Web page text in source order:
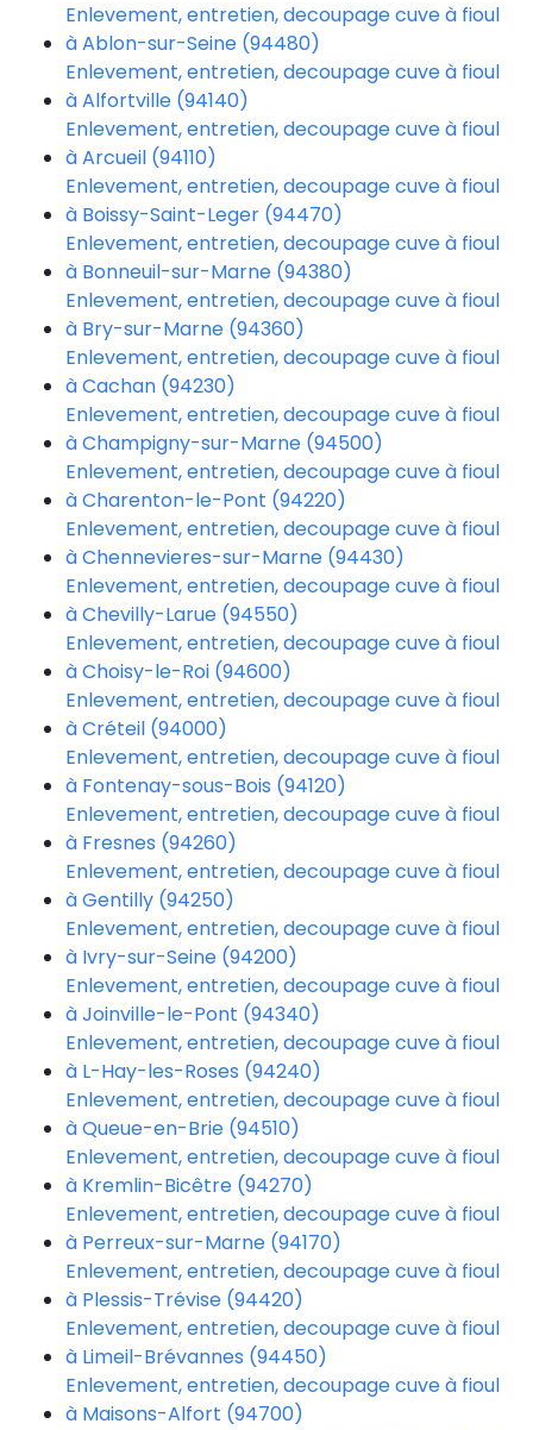
Enlevement, entretien, decoupage cuve à fioul
à Ablon-sur-Seine (94480)
Enlevement, entretien, decoupage cuve à fioul
à Alfortville (94140)
Enlevement, entretien, decoupage cuve à fioul
à Arcueil (94110)
Enlevement, entretien, decoupage cuve à fioul
à Boissy-Saint-Leger (94470)
Enlevement, entretien, decoupage cuve à fioul
à Bonneuil-sur-Marne (94380)
Enlevement, entretien, decoupage cuve à fioul
à Bry-sur-Marne (94360)
Enlevement, entretien, decoupage cuve à fioul
à Cachan (94230)
Enlevement, entretien, decoupage cuve à fioul
à Champigny-sur-Marne (94500)
Enlevement, entretien, decoupage cuve à fioul
à Charenton-le-Pont (94220)
Enlevement, entretien, decoupage cuve à fioul
à Chennevieres-sur-Marne (94430)
Enlevement, entretien, decoupage cuve à fioul
à Chevilly-Larue (94550)
Enlevement, entretien, decoupage cuve à fioul
à Choisy-le-Roi (94600)
Enlevement, entretien, decoupage cuve à fioul
à Créteil (94000)
Enlevement, entretien, decoupage cuve à fioul
à Fontenay-sous-Bois (94120)
Enlevement, entretien, decoupage cuve à fioul
à Fresnes (94260)
Enlevement, entretien, decoupage cuve à fioul
à Gentilly (94250)
Enlevement, entretien, decoupage cuve à fioul
à Ivry-sur-Seine (94200)
Enlevement, entretien, decoupage cuve à fioul
à Joinville-le-Pont (94340)
Enlevement, entretien, decoupage cuve à fioul
à L-Hay-les-Roses (94240)
Enlevement, entretien, decoupage cuve à fioul
à Queue-en-Brie (94510)
Enlevement, entretien, decoupage cuve à fioul
à Kremlin-Bicêtre (94270)
Enlevement, entretien, decoupage cuve à fioul
à Perreux-sur-Marne (94170)
Enlevement, entretien, decoupage cuve à fioul
à Plessis-Trévise (94420)
Enlevement, entretien, decoupage cuve à fioul
à Limeil-Brévannes (94450)
Enlevement, entretien, decoupage cuve à fioul
à Maisons-Alfort (94700)